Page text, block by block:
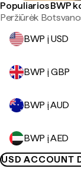
Populiarios BWP
Peržiūrėk
BWP į USD
BWP į GBP
BWP į AUD
BWP į AED
USD ACCOUNT